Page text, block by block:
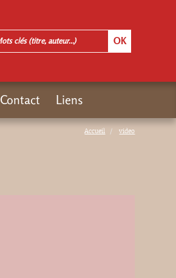
Accueil video
Contact Liens